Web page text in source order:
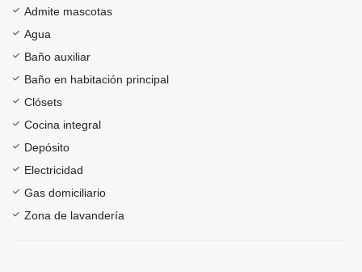
Admite mascotas
Agua
Baño auxiliar
Baño en habitación principal
Clósets
Cocina integral
Depósito
Electricidad
Gas domiciliario
Zona de lavandería